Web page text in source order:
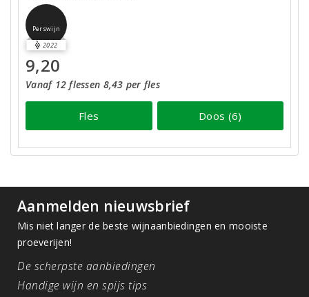
Perswijn
2022
9,20
Vanaf 12 flessen 8,43 per fles
Fles Doos (6)
Aanmelden nieuwsbrief
Mis niet langer de beste wijnaanbiedingen en mooiste
proeverijen!
De scherpste aanbiedingen
Handige wijn en spijs tips